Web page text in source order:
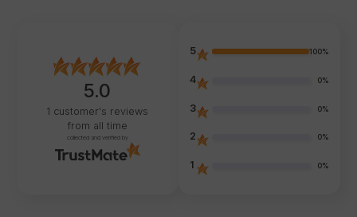
5.0
1 customer's reviews
from all time
collected and verified by
5 100%
4 0%
3 0%
2 0%
1 0%